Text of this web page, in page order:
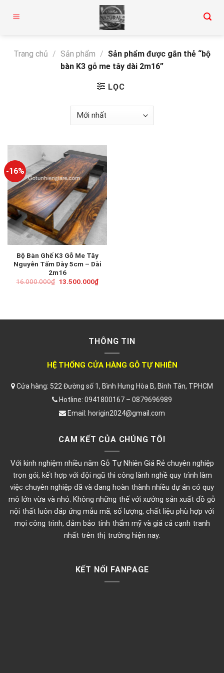
Trang chủ / Sản phẩm / Sản phẩm được gắn thẻ “bộ
bàn K3 gỗ me tây dài 2m16”
LỌC
-16%
Bộ Bàn Ghế K3 Gỗ Me Tây
Nguyên Tấm Dày 5cm – Dài
2m16
16.000.000₫ Giá
13.500.000₫Giá
THÔNG TIN
HỆ THỐNG CỬA HÀNG GỖ TỰ NHIÊN
Cửa hàng: 522 Đường số 1, Bình Hưng Hòa B, Bình Tân, TPHCM
Hotline: 0941800167 – 0879696989
Email: horigin2024@gmail.com
CAM KẾT CỦA CHÚNG TÔI
Với kinh nghiệm nhiều năm Gỗ Tự Nhiên Giá Rẻ chuyên nghiệp
trọn gói, kết hợp với đội ngũ thi công lành nghề quy trình làm
việc chuyên nghiệp đã và đang hoàn thành nhiều dự án có quy
mô lớn vừa và nhỏ. Không những thế với xưởng sản xuất đồ gỗ
nội thất luôn đáp ứng mẫu mã, số lượng, chất liệu phù hợp với
mọi công trình, đảm bảo tính thẩm mỹ và giá cả cạnh tranh
nhất trên thị trường hiện nay.
KẾT NỐI FANPAGE